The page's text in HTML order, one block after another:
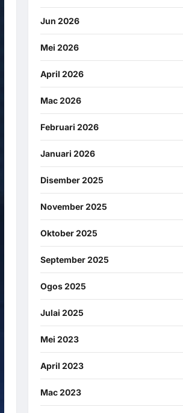
Jun 2026
Mei 2026
April 2026
Mac 2026
Februari 2026
Januari 2026
Disember 2025
November 2025
Oktober 2025
September 2025
Ogos 2025
Julai 2025
Mei 2023
April 2023
Mac 2023